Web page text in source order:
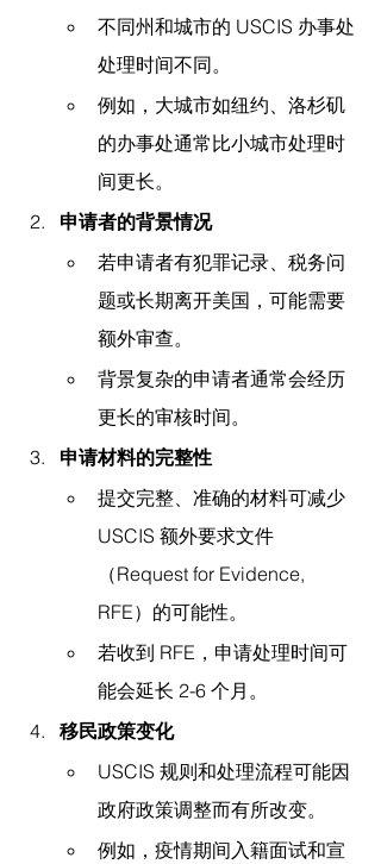
不同州和城市的 USCIS 办事处
处理时间不同。
例如，大城市如纽约、洛杉矶
的办事处通常比小城市处理时
间更长。
申请者的背景情况
若申请者有犯罪记录、税务问
题或长期离开美国，可能需要
额外审查。
背景复杂的申请者通常会经历
更长的审核时间。
申请材料的完整性
提交完整、准确的材料可减少
USCIS 额外要求文件
（Request for Evidence,
RFE）的可能性。
若收到 RFE，申请处理时间可
能会延长 2-6 个月。
移民政策变化
USCIS 规则和处理流程可能因
政府政策调整而有所改变。
例如，疫情期间入籍面试和宣